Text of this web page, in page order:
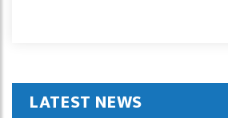
LATEST NEWS